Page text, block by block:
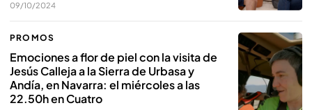
09/10/2024
PROMOS
Emociones a flor de piel con la visita de
Jesús Calleja a la Sierra de Urbasa y
Andía, en Navarra: el miércoles a las
22.50h en Cuatro